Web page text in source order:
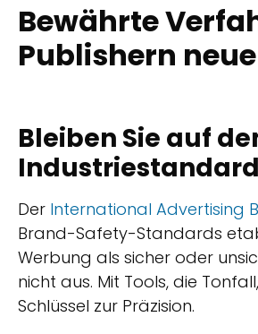
Bewährte
Publishern
Bleiben Sie auf
Der International Advertising
Brand-Safety-Standards
Werbung als sicher oder
nicht aus. Mit Tools, die
Schlüssel zur Präzision.